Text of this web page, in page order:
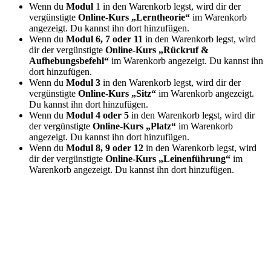
Wenn du Modul 1 in den Warenkorb legst, wird dir der
vergünstigte Online-Kurs „Lerntheorie“ im Warenkorb
angezeigt. Du kannst ihn dort hinzufügen.
Wenn du Modul 6, 7 oder 11 in den Warenkorb legst, wird
dir der vergünstigte Online-Kurs „Rückruf &
Aufhebungsbefehl“ im Warenkorb angezeigt. Du kannst ihn
dort hinzufügen.
Wenn du Modul 3 in den Warenkorb legst, wird dir der
vergünstigte Online-Kurs „Sitz“ im Warenkorb angezeigt.
Du kannst ihn dort hinzufügen.
Wenn du Modul 4 oder 5 in den Warenkorb legst, wird dir
der vergünstigte Online-Kurs „Platz“ im Warenkorb
angezeigt. Du kannst ihn dort hinzufügen.
Wenn du Modul 8, 9 oder 12 in den Warenkorb legst, wird
dir der vergünstigte Online-Kurs „Leinenführung“ im
Warenkorb angezeigt. Du kannst ihn dort hinzufügen.